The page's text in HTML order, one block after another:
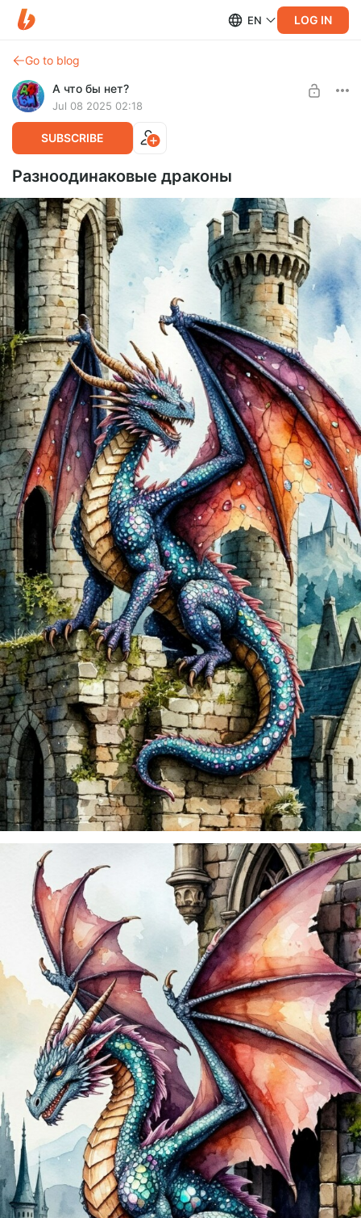
EN LOG IN
Go to blog
А что бы нет?
Jul 08 2025 02:18
SUBSCRIBE
Разноодинаковые драконы